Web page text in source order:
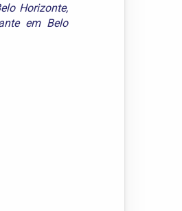
Horizonte,
em Belo